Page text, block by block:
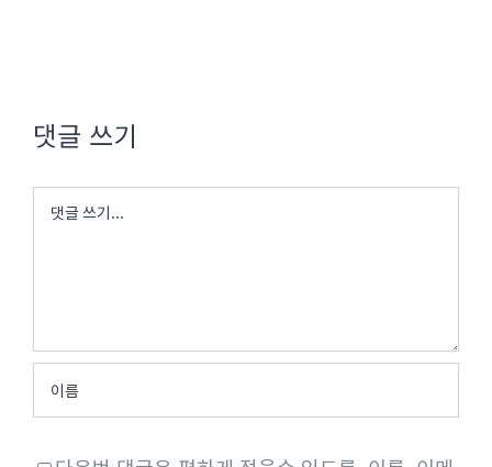
댓글 쓰기